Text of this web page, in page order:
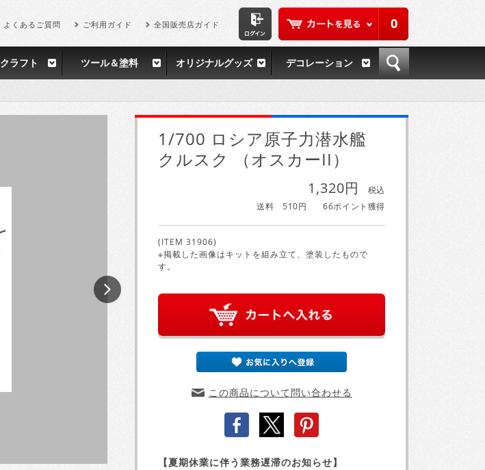
0
よくあるご質問 ご利用ガイド 全国販売店ガイド
ラフト ツール＆塗料 オリジナルグッズ デコレーション
1/700 ロシア原子力潜水艦
クルスク （オスカーII）
1,320円
税込
送料 510円
66ポイント獲得
(ITEM 31906)
※掲載した画像はキットを組み立て、塗装したもので
す。
この商品について問い合わせる
【夏期休業に伴う業務遅滞のお知らせ】